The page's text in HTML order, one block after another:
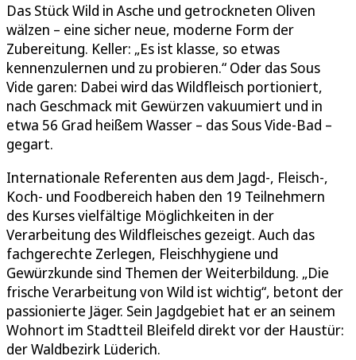
Das Stück Wild in Asche und getrockneten Oliven
wälzen – eine sicher neue, moderne Form der
Zubereitung. Keller: „Es ist klasse, so etwas
kennenzulernen und zu probieren.“ Oder das Sous
Vide garen: Dabei wird das Wildfleisch portioniert,
nach Geschmack mit Gewürzen vakuumiert und in
etwa 56 Grad heißem Wasser – das Sous Vide-Bad –
gegart.
Internationale Referenten aus dem Jagd-, Fleisch-,
Koch- und Foodbereich haben den 19 Teilnehmern
des Kurses vielfältige Möglichkeiten in der
Verarbeitung des Wildfleisches gezeigt. Auch das
fachgerechte Zerlegen, Fleischhygiene und
Gewürzkunde sind Themen der Weiterbildung. „Die
frische Verarbeitung von Wild ist wichtig“, betont der
passionierte Jäger. Sein Jagdgebiet hat er an seinem
Wohnort im Stadtteil Bleifeld direkt vor der Haustür:
der Waldbezirk Lüderich.